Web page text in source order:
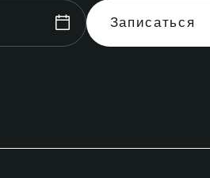
Записаться